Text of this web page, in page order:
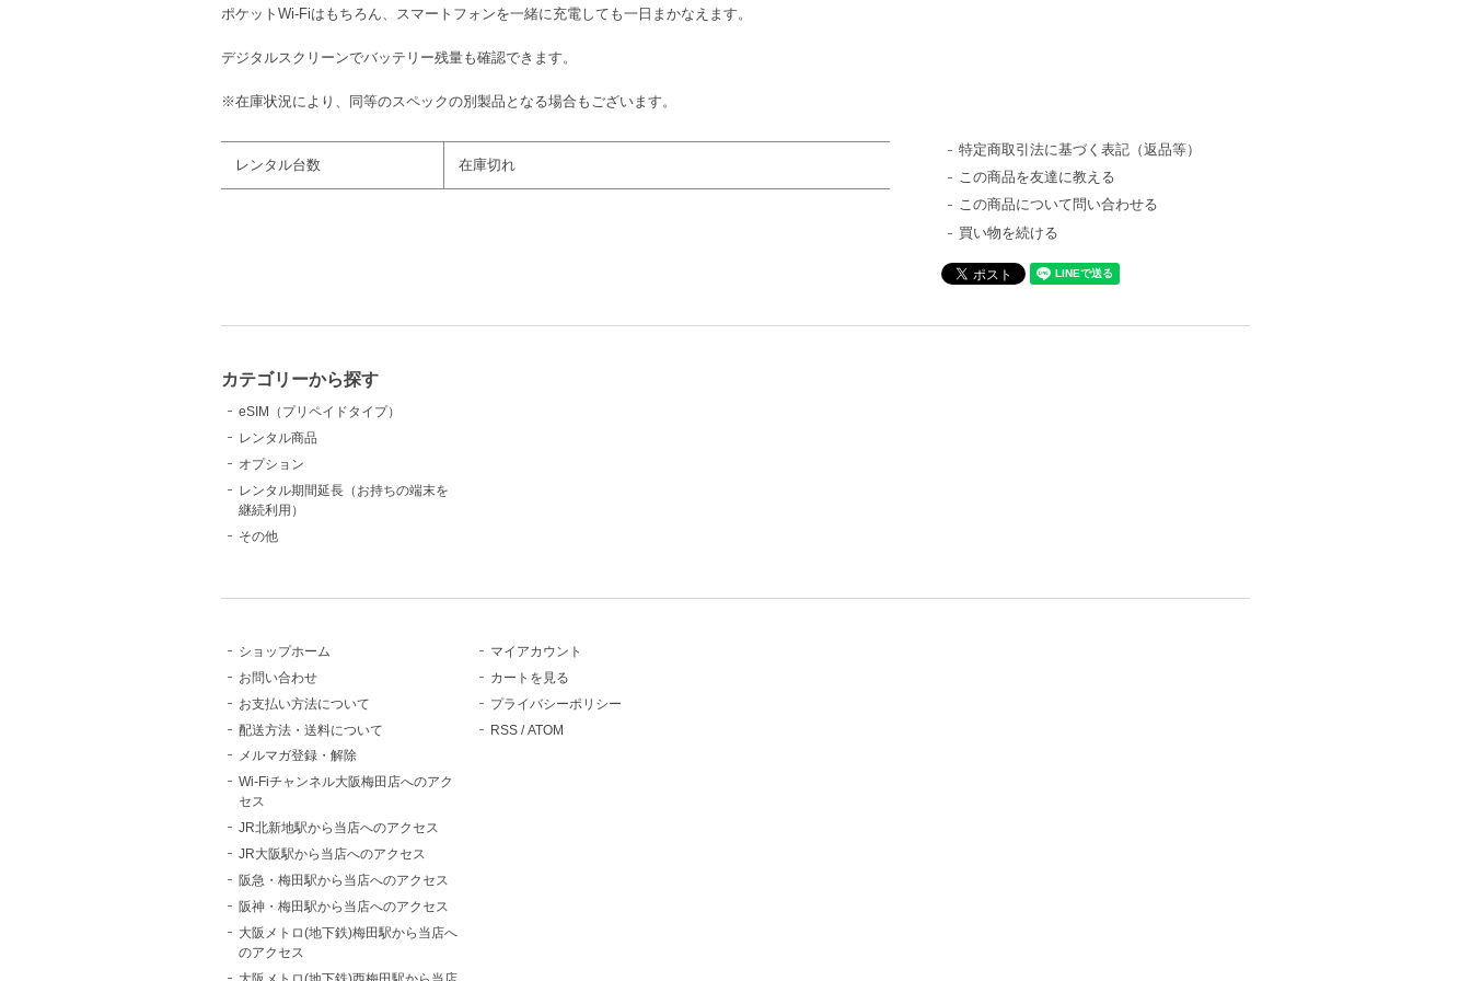
ポケットWi-Fiはもちろん、スマートフォンを一緒に充電しても一日まかなえます。
デジタルスクリーンでバッテリー残量も確認できます。
※在庫状況により、同等のスペックの別製品となる場合もございます。
レンタル台数 在庫切れ
特定商取引法に基づく表記（返品等）
この商品を友達に教える
この商品について問い合わせる
買い物を続ける
カテゴリーから探す
eSIM（プリペイドタイプ）
レンタル商品
オプション
レンタル期間延長（お持ちの端末を
継続利用）
その他
ショップホーム
お問い合わせ
お支払い方法について
配送方法・送料について
メルマガ登録・解除
Wi-Fiチャンネル大阪梅田店へのアク
セス
JR北新地駅から当店へのアクセス
JR大阪駅から当店へのアクセス
阪急・梅田駅から当店へのアクセス
阪神・梅田駅から当店へのアクセス
大阪メトロ(地下鉄)梅田駅から当店へ
のアクセス
マイアカウント
カートを見る
プライバシーポリシー
RSS /ATOM